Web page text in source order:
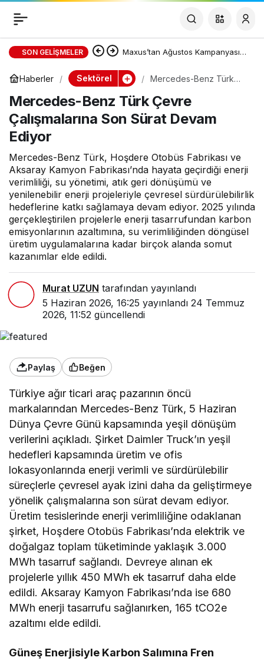
SON GELIŞMELER Maxus’tan Ağustos Kampanyası:
DELIVER 7 ve DELIVER 9’da Sıfır
Faizli Kredi ve Özel Fiyat Avantajı
Haberler Sektörel
Mercedes-Benz Türk
Sürat Devam Ediyor
Mercedes-Benz Türk Çevre
Çalışmalarına Son Sürat Devam
Ediyor
Mercedes-Benz Türk, Hoşdere Otobüs Fabrikası ve
Aksaray Kamyon Fabrikası’nda hayata geçirdiği enerji
verimliliği, su yönetimi, atık geri dönüşümü ve
yenilenebilir enerji projeleriyle çevresel sürdürülebilirlik
hedeflerine katkı sağlamaya devam ediyor. 2025 yılında
gerçekleştirilen projelerle enerji tasarrufundan karbon
emisyonlarının azaltımına, su verimliliğinden döngüsel
üretim uygulamalarına kadar birçok alanda somut
kazanımlar elde edildi.
Murat UZUN tarafından yayınlandı
5 Haziran 2026, 16:25 yayınlandı 24 Temmuz
2026, 11:52 güncellendi
Paylaş Beğen
Türkiye ağır ticari araç pazarının öncü
markalarından Mercedes-Benz Türk, 5 Haziran
Dünya Çevre Günü kapsamında yeşil dönüşüm
verilerini açıkladı. Şirket Daimler Truck’ın yeşil
hedefleri kapsamında üretim ve ofis
lokasyonlarında enerji verimli ve sürdürülebilir
süreçlerle çevresel ayak izini daha da geliştirmeye
yönelik çalışmalarına son sürat devam ediyor.
Üretim tesislerinde enerji verimliliğine odaklanan
şirket, Hoşdere Otobüs Fabrikası’nda elektrik ve
doğalgaz toplam tüketiminde yaklaşık 3.000
MWh tasarruf sağlandı. Devreye alınan ek
projelerle yıllık 450 MWh ek tasarruf daha elde
edildi. Aksaray Kamyon Fabrikası’nda ise 680
MWh enerji tasarrufu sağlanırken, 165 tCO2e
azaltımı elde edildi.
Güneş Enerjisiyle Karbon Salımına Fren
Mercedes-Benz Türk
Çevre Çalışmalarına Son
Sürat Devam Ediyor
Paylaş